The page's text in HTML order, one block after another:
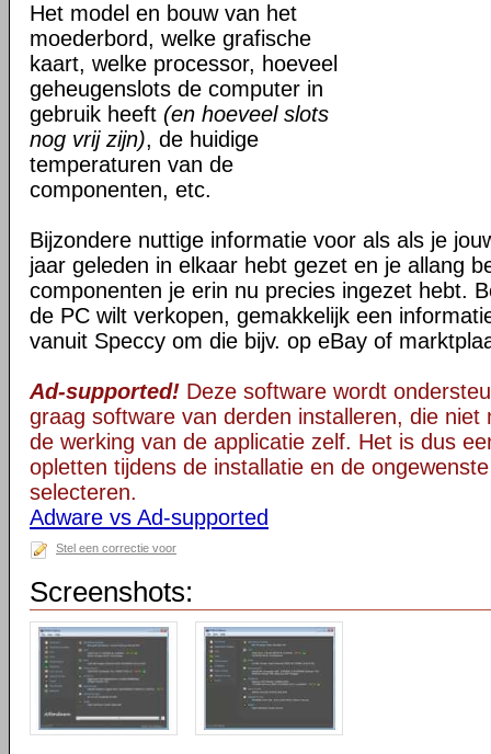
Het model en bouw van het
moederbord, welke grafische
kaart, welke processor, hoeveel
geheugenslots de computer in
gebruik heeft (en hoeveel slots
nog vrij zijn), de huidige
temperaturen van de
componenten, etc.
Bijzondere nuttige informatie voor als als je
jaar geleden in elkaar hebt gezet en je allang
componenten je erin nu precies ingezet hebt.
de PC wilt verkopen, gemakkelijk een
vanuit Speccy om die bijv. op eBay of
Ad-supported! Deze software wordt
graag software van derden installeren, die niet
de werking van de applicatie zelf. Het is dus
opletten tijdens de installatie en de
selecteren.
Adware vs Ad-supported
Stel een correctie voor
Screenshots: